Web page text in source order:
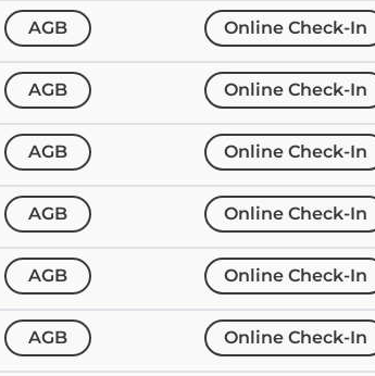
AGB Online Check-In
AGB Online Check-In
AGB Online Check-In
AGB Online Check-In
AGB Online Check-In
AGB Online Check-In